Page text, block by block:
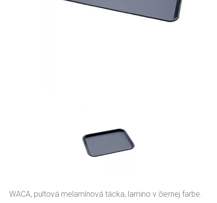
WACA, pultová melamínová tácka, lamino v čiernej farbe.